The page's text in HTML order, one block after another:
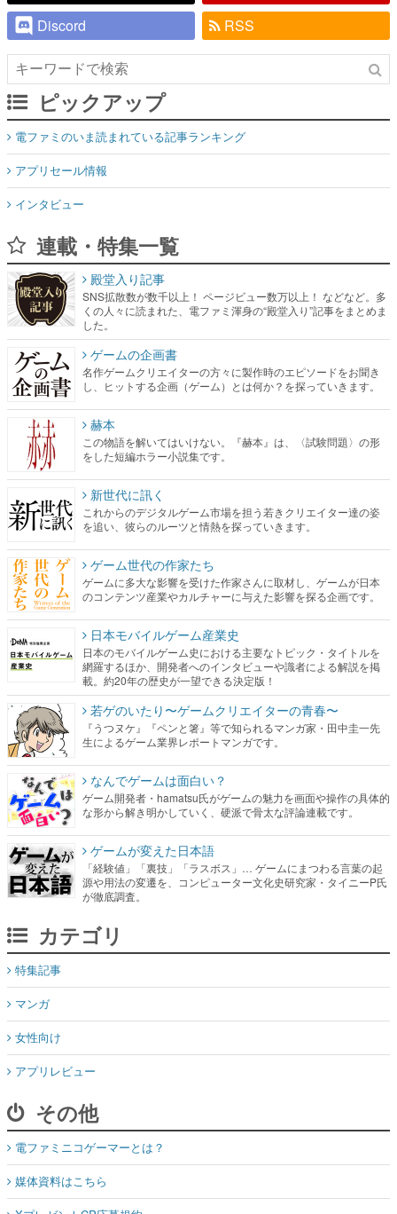
Discord
RSS
ピックアップ
電ファミのいま読まれている記事ランキング
アプリセール情報
インタビュー
連載・特集一覧
殿堂入り記事
SNS拡散数が数千以上！ ページビュー数万以上！ などなど。多
くの人々に読まれた、電ファミ渾身の“殿堂入り”記事をまとめま
した。
ゲームの企画書
名作ゲームクリエイターの方々に製作時のエピソードをお聞き
し、ヒットする企画（ゲーム）とは何か？を探っていきます。
赫本
この物語を解いてはいけない。『赫本』は、〈試験問題〉の形
をした短編ホラー小説集です。
新世代に訊く
これからのデジタルゲーム市場を担う若きクリエイター達の姿
を追い、彼らのルーツと情熱を探っていきます。
ゲーム世代の作家たち
ゲームに多大な影響を受けた作家さんに取材し、ゲームが日本
のコンテンツ産業やカルチャーに与えた影響を探る企画です。
日本モバイルゲーム産業史
日本のモバイルゲーム史における主要なトピック・タイトルを
網羅するほか、開発者へのインタビューや識者による解説を掲
載。約20年の歴史が一望できる決定版！
若ゲのいたり〜ゲームクリエイターの青春〜
『うつヌケ』『ペンと箸』等で知られるマンガ家・田中圭一先
生によるゲーム業界レポートマンガです。
なんでゲームは面白い？
ゲーム開発者・hamatsu氏がゲームの魅力を画面や操作の具体的
な形から解き明かしていく、硬派で骨太な評論連載です。
ゲームが変えた日本語
「経験値」「裏技」「ラスボス」… ゲームにまつわる言葉の起
源や用法の変遷を、コンピューター文化史研究家・タイニーP氏
が徹底調査。
カテゴリ
特集記事
マンガ
女性向け
アプリレビュー
その他
電ファミニコゲーマーとは？
媒体資料はこちら